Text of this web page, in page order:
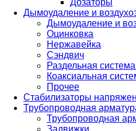
Дозаторы
Дымоудаление и
Дымоудаление и
Оцинковка
Нержавейка
Сэндвич
Раздельная
Коаксиальная
Прочее
Стабилизаторы
Трубопроводная
Трубопроводная